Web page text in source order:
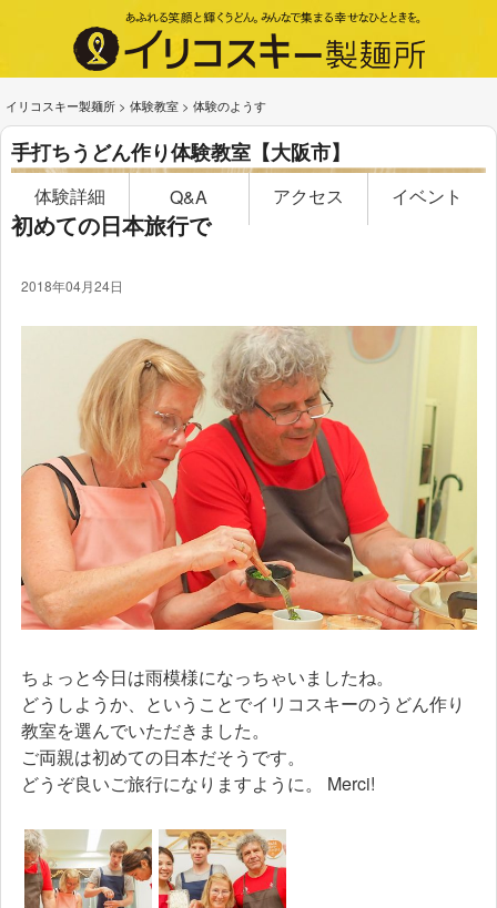
イリコスキー製麺所 > 体験教室 > 体験のようす
手打ちうどん作り体験教室【大阪市】
体験詳細 Q&A アクセス イベント
初めての日本旅行で
2018年04月24日
ちょっと今日は雨模様になっちゃいましたね。
どうしようか、ということでイリコスキーのうどん作り
教室を選んでいただきました。
ご両親は初めての日本だそうです。
どうぞ良いご旅行になりますように。 Merci!